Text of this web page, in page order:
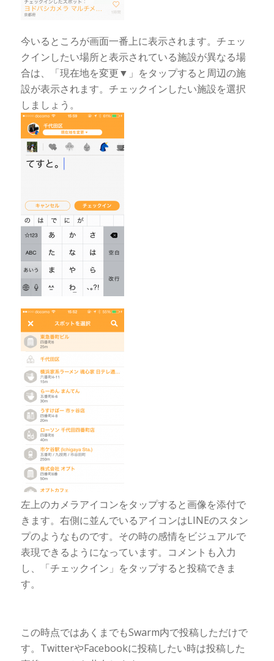
今いるところが画面一番上に表示されます。チェッ
クインしたい場所と表示されている施設が異なる場
合は、「現在地を変更▼」をタップすると周辺の施
設が表示されます。チェックインしたい施設を選択
しましょう。
左上のカメラアイコンをタップすると画像を添付で
きます。右側に並んでいるアイコンはLINEのスタン
プのようなものです。その時の感情をビジュアルで
表現できるようになっています。コメントも入力
し、「チェックイン」をタップすると投稿できま
す。
この時点ではあくまでもSwarm内で投稿しただけで
す。TwitterやFacebookに投稿したい時は投稿した